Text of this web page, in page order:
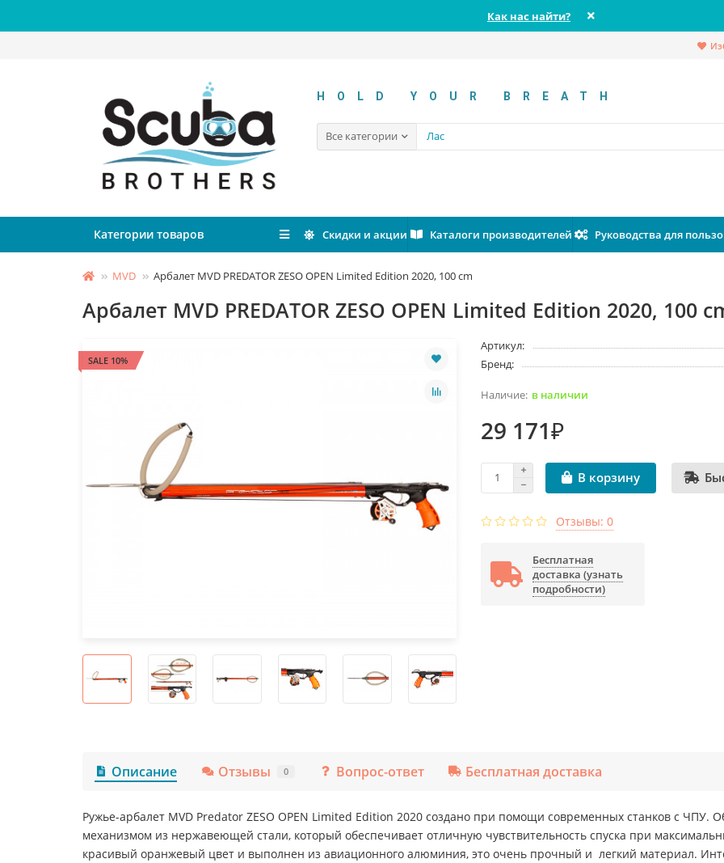
Как нас найти?
HOLD YOUR BREATH
Все категории
Категории товаров Скидки и акции Каталоги производителей Руководства для
MVD Арбалет MVD PREDATOR ZESO OPEN Limited Edition 2020, 100 cm
Арбалет MVD PREDATOR ZESO OPEN Limited Edition 2020, 100
SALE 10%
Артикул:
Бренд:
в наличии
29 171₽
В корзину
Отзывы: 0
Бесплатная
доставка (узнать
подробности)
Описание Отзывы 0 Вопрос-ответ Бесплатная доставка
Ружье-арбалет MVD Predator ZESO OPEN Limited Edition 2020 создано при помощи современных станков с
механизмом из нержавеющей стали, который обеспечивает отличную чувствительность спуска при
красивый оранжевый цвет и выполнен из авиационного алюминия, это очень прочный и легкий материал.